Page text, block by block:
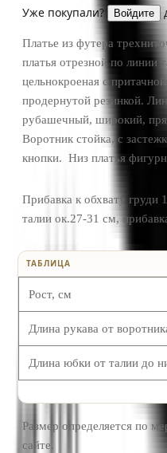
Уже покупали? Войдите
Платье из футера
платья отрезной по линии
цельнокроеная с
продернутой резинкой.
рубашечный, широкий,
Воротник стойка, с
кнопки. Низ платья
Прибавка к обхвату груди
талии ок.27-31 см,
ТАБЛИЦА
Рост, см
Длина рукава от
Длина юбки от талии до
Размер определяется по
сайте.